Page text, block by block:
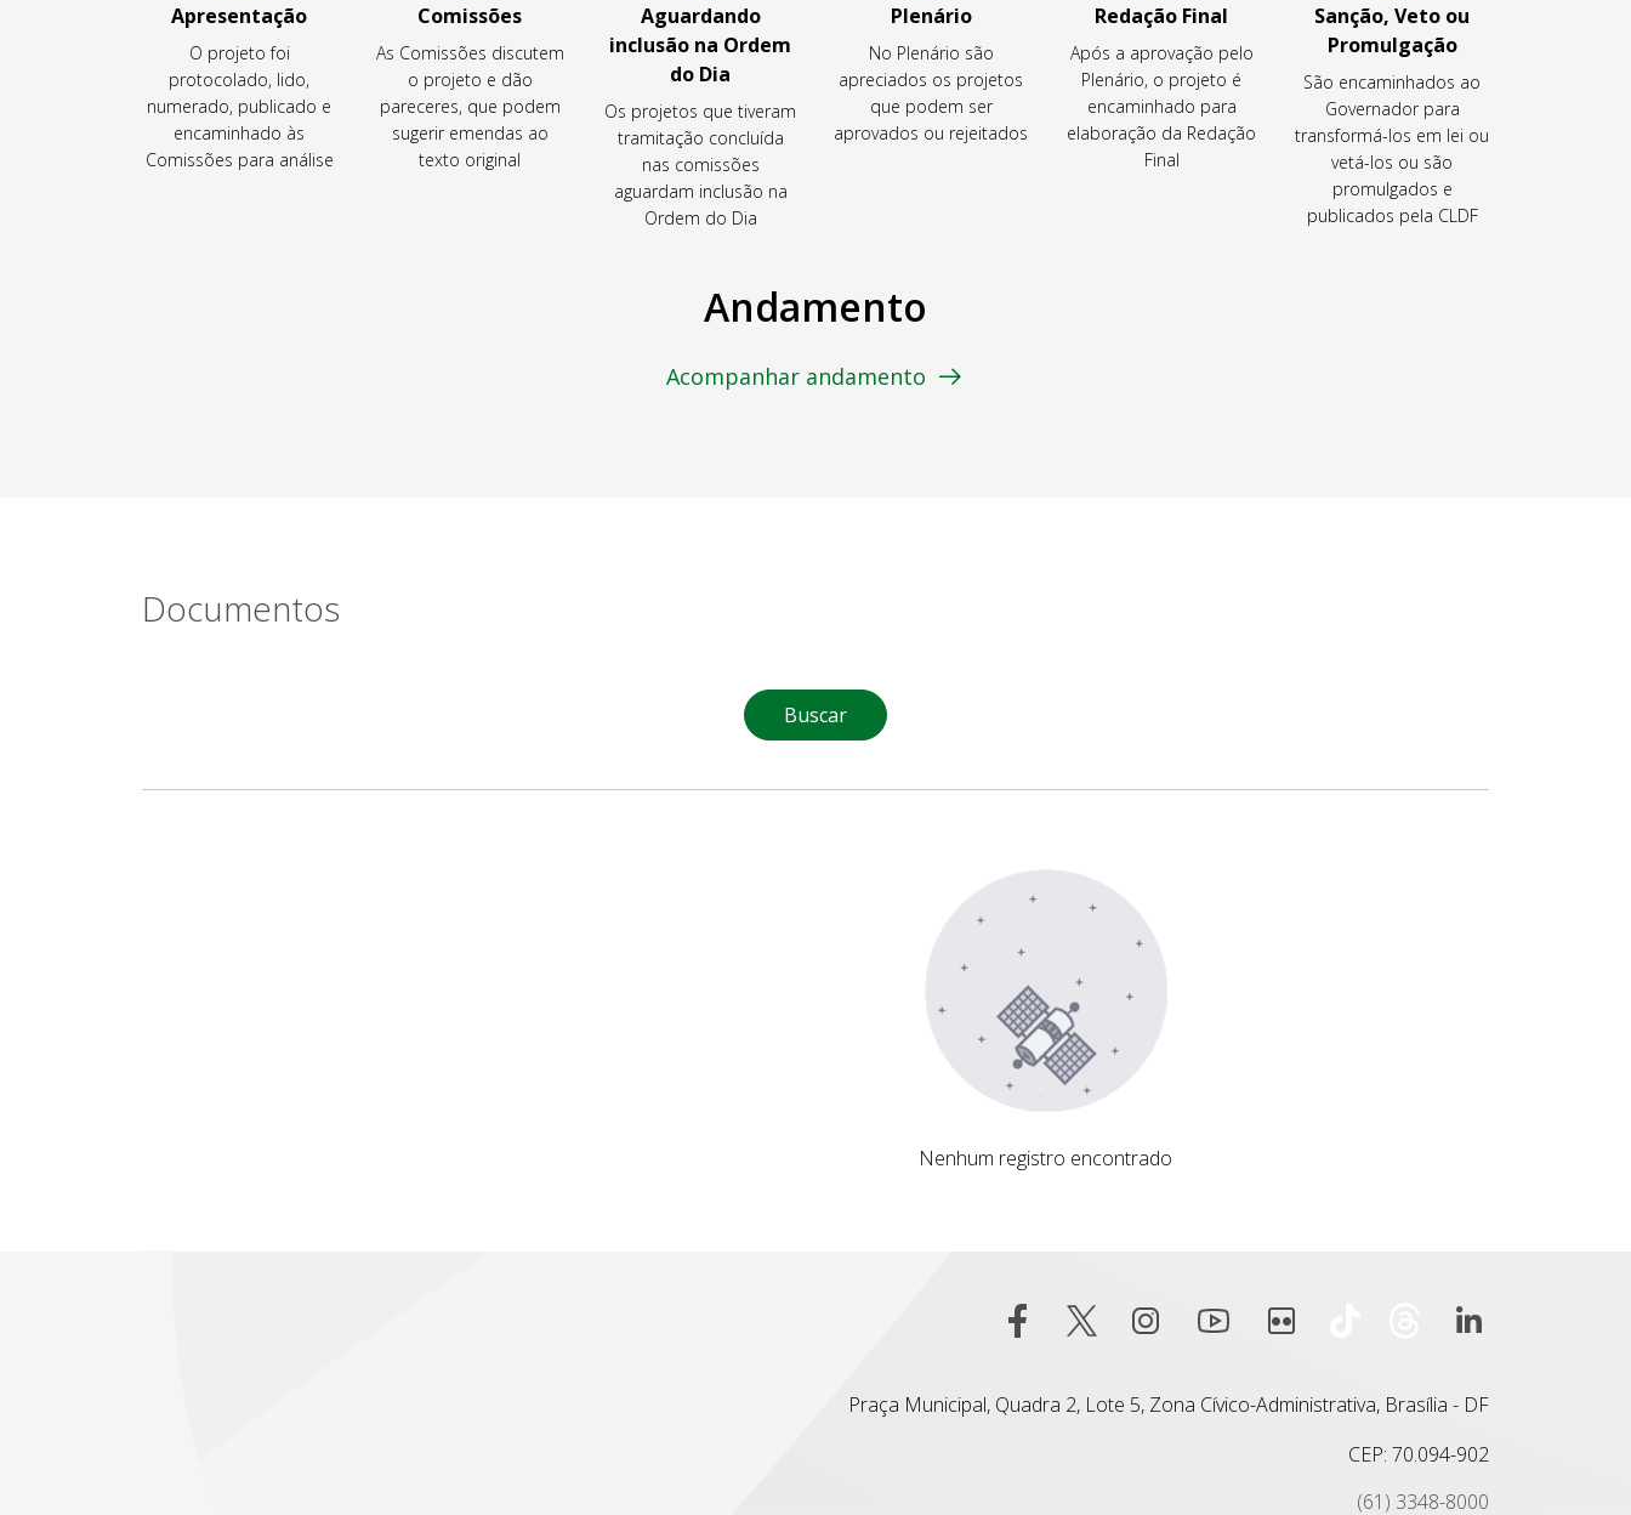
Apresentação
O projeto foi
protocolado, lido,
numerado, publicado e
encaminhado às
Comissões para análise
Comissões
As Comissões discutem
o projeto e dão
pareceres, que podem
sugerir emendas ao
texto original
Aguardando
inclusão na Ordem
do Dia
Os projetos que tiveram
tramitação concluída
nas comissões
aguardam inclusão na
Ordem do Dia
Plenário
No Plenário são
apreciados os projetos
que podem ser
aprovados ou rejeitados
Redação Final
Após a aprovação pelo
Plenário, o projeto é
encaminhado para
elaboração da Redação
Final
Sanção, Veto ou
Promulgação
São encaminhados ao
Governador para
transformá-los em lei ou
vetá-los ou são
promulgados e
publicados pela CLDF
Andamento
Acompanhar andamento
Documentos
Buscar
Nenhum registro encontradoNenhum registro encontrado
Praça Municipal, Quadra 2, Lote 5, Zona Cívico-Administrativa, Brasília - DF
CEP: 70.094-902
(61) 3348-8000